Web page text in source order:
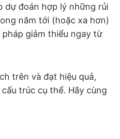
dự đoán hợp lý những rủi
năm tới (hoặc xa hơn)
giảm thiểu ngay từ
trên và đạt hiệu quả,
trúc cụ thể. Hãy cùng